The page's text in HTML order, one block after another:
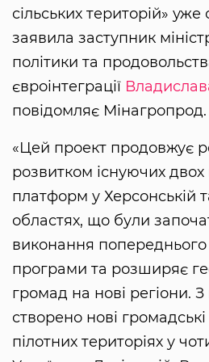
сільських територій»
заявила заступник
політики та
євроінтеграції
повідомляє Мінагропрод.
«Цей проект продовжує
розвитком існуючих
платформ у Херсонській
областях, що були
виконання попереднього
програми та розширяє
громад на нові регіони. З
створено нові
пілотних територіях у